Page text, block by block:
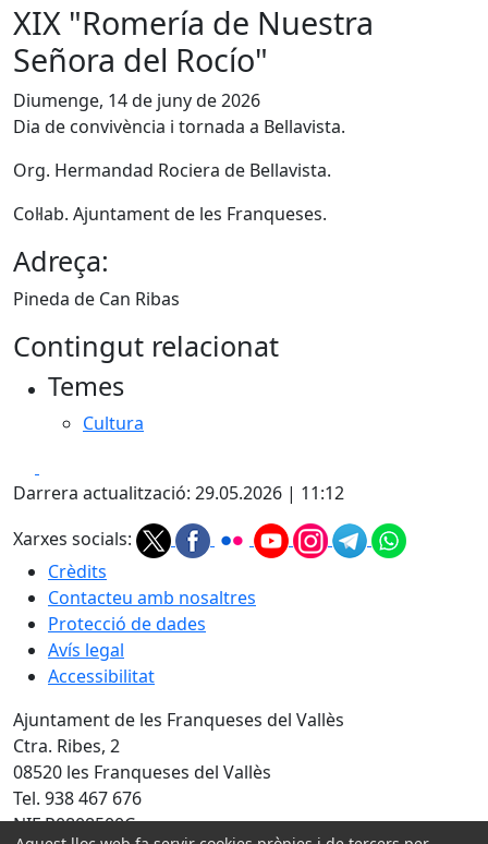
XIX "Romería de Nuestra
Señora del Rocío"
Diumenge, 14 de juny de 2026
Dia de convivència i tornada a Bellavista.
Org. Hermandad Rociera de Bellavista.
Col·lab. Ajuntament de les Franqueses.
Adreça:
Pineda de Can Ribas
Contingut relacionat
Temes
Cultura
Darrera actualització: 29.05.2026 | 11:12
Xarxes socials:
Crèdits
Contacteu amb nosaltres
Protecció de dades
Avís legal
Accessibilitat
Ajuntament de les Franqueses del Vallès
Ctra. Ribes, 2
08520 les Franqueses del Vallès
Tel. 938 467 676
NIF P0808500C